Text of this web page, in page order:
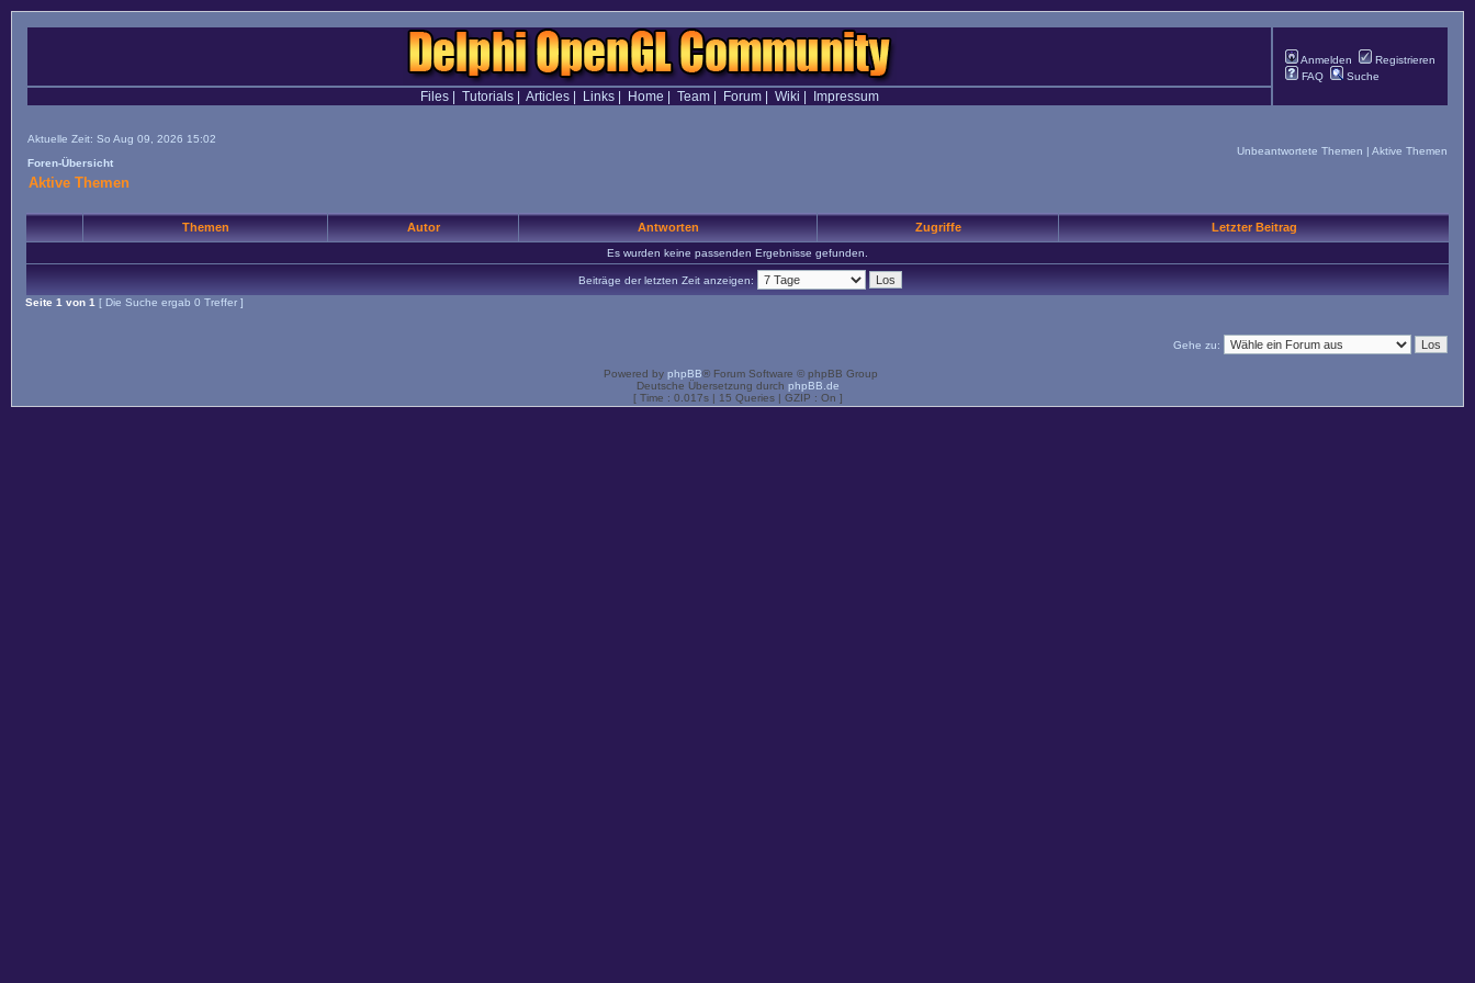
Anmelden
Registrieren
FAQ
Suche
Files| Tutorials| Articles| Links| Home Team| Forum| Wiki Impressum
Aktuelle Zeit: So Aug 09, 2026 15:02
Foren-Übersicht
Unbeantwortete Themen | Aktive Themen
Aktive Themen
Themen Autor Antworten Zugriffe Letzter Beitrag
Es wurden keine passenden Ergebnisse gefunden.
Beiträge der letzten Zeit anzeigen:
Seite 1 von 1 [ Die Suche ergab 0 Treffer ]
Gehe zu:
Powered by phpBB® Forum Software © phpBB Group
Deutsche Übersetzung durch phpBB.de
[ Time : 0.017s | 15 Queries | GZIP : On ]